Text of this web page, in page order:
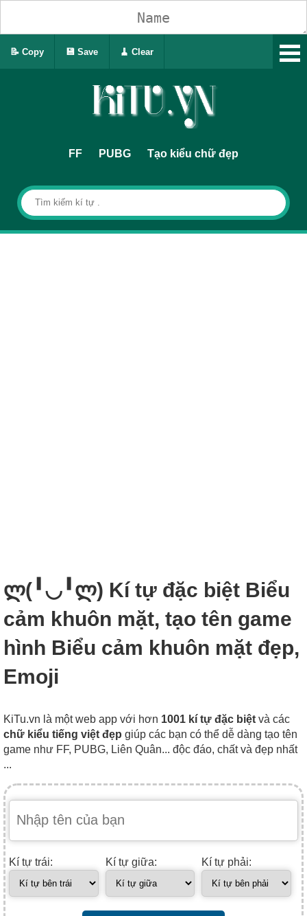
FF PUBG Tạo kiểu chữ đẹp
ლ(╹◡╹ლ) Kí tự đặc biệt Biểu
cảm khuôn mặt, tạo tên game
hình Biểu cảm khuôn mặt đẹp,
Emoji
KiTu.vn là một web app với hơn 1001 kí tự đặc biệt và các
chữ kiểu tiếng việt đẹp giúp các bạn có thể dễ dàng tạo tên
game như FF, PUBG, Liên Quân... độc đáo, chất và đẹp nhất
...
Kí tự trái: Kí tự giữa: Kí tự phải:
📝 Copy 💾 Save 🧹 Clear